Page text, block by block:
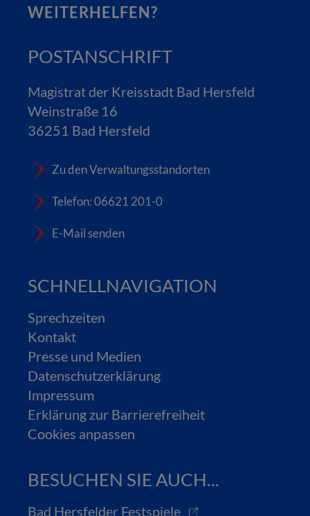
WEITERHELFEN?
POSTANSCHRIFT
Magistrat der Kreisstadt Bad Hersfeld
Weinstraße 16
36251 Bad Hersfeld
Zu den Verwaltungsstandorten
Telefon: 06621 201-0
E-Mail senden
SCHNELLNAVIGATION
Sprechzeiten
Kontakt
Presse und Medien
Datenschutzerklärung
Impressum
Erklärung zur Barrierefreiheit
Cookies anpassen
BESUCHEN SIE AUCH...
Bad Hersfelder Festspiele